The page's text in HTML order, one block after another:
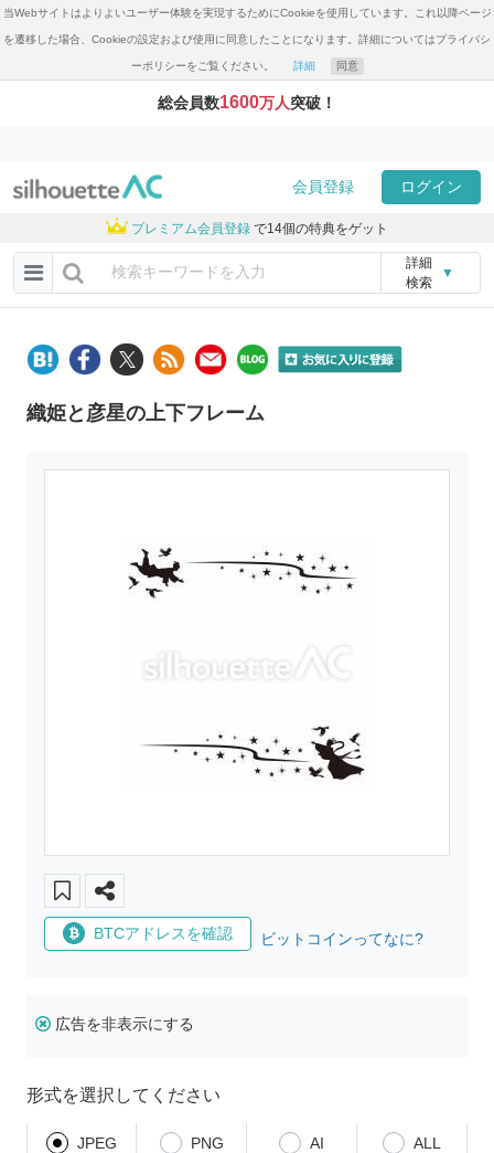
当Webサイトはよりよいユーザー体験を実現するためにCookieを使用しています。これ以降ページ
を遷移した場合、Cookieの設定および使用に同意したことになります。詳細についてはプライバシ
ーポリシーをご覧ください。 詳細 同意
総会員数1600万人突破！
会員登録 ログイン
プレミアム会員登録 で14個の特典をゲット
詳細
検索
▼
織姫と彦星の上下フレーム
BTCアドレスを確認 ビットコインってなに?
広告を非表示にする
形式を選択してください
JPEG PNG AI ALL